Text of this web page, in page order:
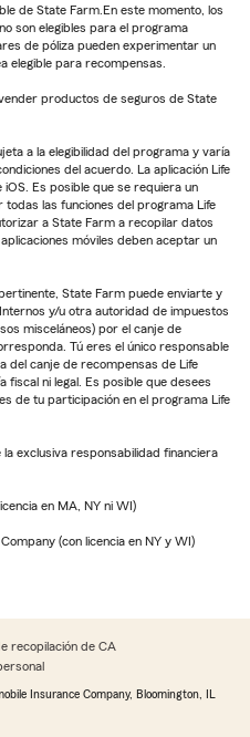
de State Farm.En este momento, los
son elegibles para el programa
de póliza pueden experimentar un
elegible para recompensas.
productos de seguros de State
a la elegibilidad del programa y varía
del acuerdo. La aplicación Life
Es posible que se requiera un
las funciones del programa Life
a State Farm a recopilar datos
móviles deben aceptar un
State Farm puede enviarte y
y/u otra autoridad de impuestos
misceláneos) por el canje de
Tú eres el único responsable
del canje de recompensas de Life
fiscal ni legal. Es posible que desees
de tu participación en el programa Life
exclusiva responsabilidad financiera
en MA, NY ni WI)
(con licencia en NY y WI)
recopilación de CA
Insurance Company, Bloomington, IL